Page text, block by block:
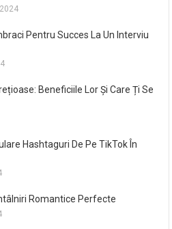
Pentru Succes La Un Interviu
Beneficiile Lor Și Care Ți Se
Hashtaguri De Pe TikTok În
Romantice Perfecte